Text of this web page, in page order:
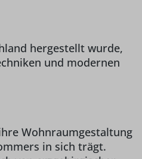
hergestellt wurde,
und modernen
Wohnraumgestaltung
in sich trägt.